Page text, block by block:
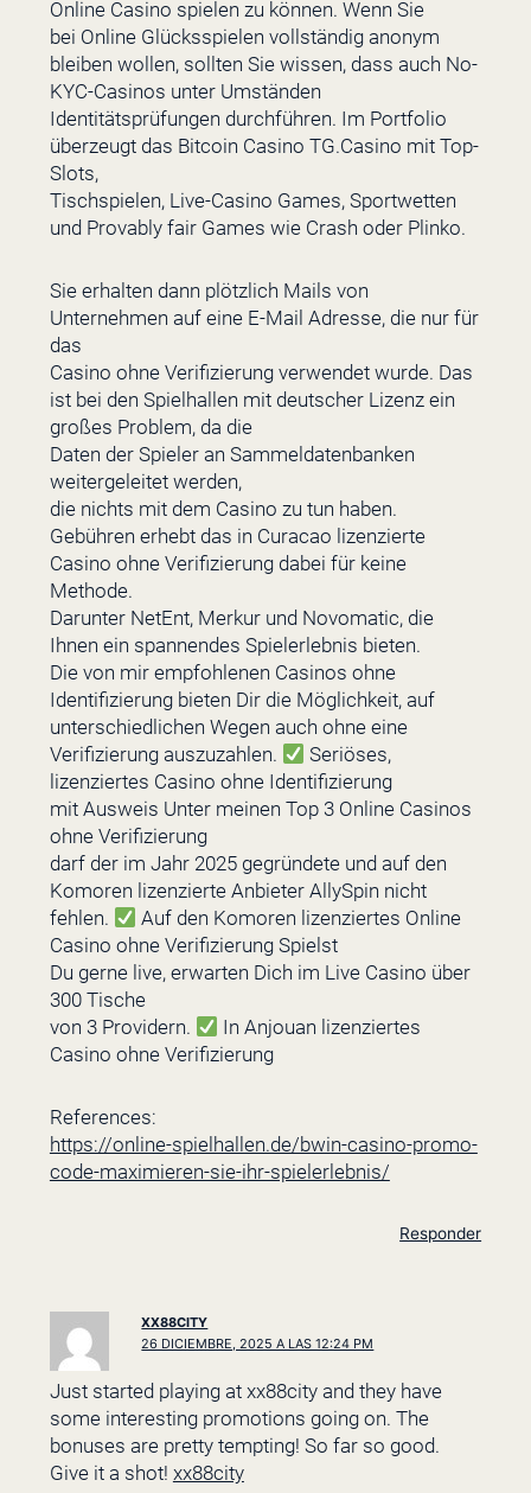
Online Casino spielen zu können. Wenn Sie
bei Online Glücksspielen vollständig anonym
bleiben wollen, sollten Sie wissen, dass auch No-
KYC-Casinos unter Umständen
Identitätsprüfungen durchführen. Im Portfolio
überzeugt das Bitcoin Casino TG.Casino mit Top-
Slots,
Tischspielen, Live-Casino Games, Sportwetten
und Provably fair Games wie Crash oder Plinko.
Sie erhalten dann plötzlich Mails von
Unternehmen auf eine E-Mail Adresse, die nur für
das
Casino ohne Verifizierung verwendet wurde. Das
ist bei den Spielhallen mit deutscher Lizenz ein
großes Problem, da die
Daten der Spieler an Sammeldatenbanken
weitergeleitet werden,
die nichts mit dem Casino zu tun haben.
Gebühren erhebt das in Curacao lizenzierte
Casino ohne Verifizierung dabei für keine
Methode.
Darunter NetEnt, Merkur und Novomatic, die
Ihnen ein spannendes Spielerlebnis bieten.
Die von mir empfohlenen Casinos ohne
Identifizierung bieten Dir die Möglichkeit, auf
unterschiedlichen Wegen auch ohne eine
Verifizierung auszuzahlen.
Seriöses,
lizenziertes Casino ohne Identifizierung
mit Ausweis Unter meinen Top 3 Online Casinos
ohne Verifizierung
darf der im Jahr 2025 gegründete und auf den
Komoren lizenzierte Anbieter AllySpin nicht
fehlen.
Auf den Komoren lizenziertes Online
Casino ohne Verifizierung Spielst
Du gerne live, erwarten Dich im Live Casino über
300 Tische
von 3 Providern.
In Anjouan lizenziertes
Casino ohne Verifizierung
References:
https://online-spielhallen.de/bwin-casino-promo-
code-maximieren-sie-ihr-spielerlebnis/
Responder
XX88CITY
26 DICIEMBRE, 2025 A LAS 12:24 PM
Just started playing at xx88city and they have
some interesting promotions going on. The
bonuses are pretty tempting! So far so good.
Give it a shot! xx88city